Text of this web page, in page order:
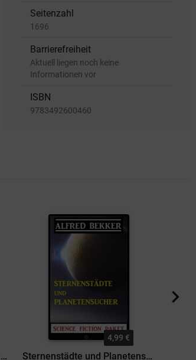
Seitenzahl
1696
Barrierefreiheit
Aktuell liegen noch keine
Informationen vor
ISBN
9783492600460
Die Schwingen der Fantasie: Fantasy Paket
4,99 €
Sternenstädte und Planetensucher: Science Fiction Paket